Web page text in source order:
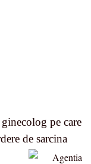
pe care
de sarcina